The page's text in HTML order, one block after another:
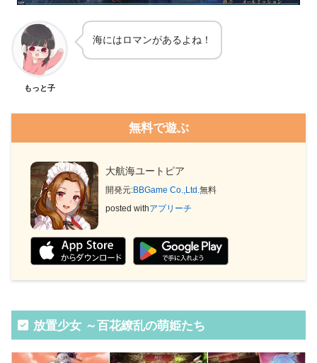
もっと子
海にはロマンがあるよね！
無料で遊ぶ
大航海ユートピア
開発元:BBGame Co.,Ltd.無料
posted withアプリーチ
放置少女 ～百花繚乱の萌姫たち